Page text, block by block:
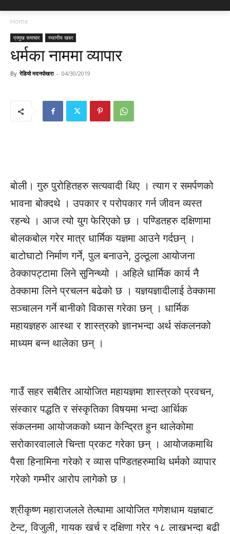
Home
प्रमुख समाचार स्थानीय खबर
धर्मका नाममा व्यापार
By रेडियो मदनपोखरा - 04/30/2019
बाेली। गुरु पुरोहितहरु सत्यवादी थिए । त्याग र समर्पणको
भावना बोक्दथे । उपकार र परोपकार गर्न जीवन व्यस्त
रहन्थे । आज त्यो युग फेरिएको छ । पण्डितहरु दक्षिणामा
बोलकबोल गरेर मात्र धार्मिक यज्ञमा आउने गर्दछन् ।
बाटोघाटो निर्माण गर्ने, पुल बनाउने, ठुल्ठूला आयोजना
ठेक्कापट्टामा लिने सुनिन्थ्यो । अहिले धार्मिक कार्य नै
ठेक्कामा लिने प्रचलन बढेको छ । यज्ञयज्ञादीलाई ठेक्कामा
सञ्चालन गर्ने बानीको विकास गरेका छन् । धार्मिक
महायज्ञहरु आस्था र शास्त्रको ज्ञानभन्दा अर्थ संकलनको
माध्यम बन्न थालेका छन् ।
गाउँ सहर सबैतिर आयोजित महायज्ञमा शास्त्रको प्रवचन,
संस्कार पद्धति र संस्कृतिका विषयमा भन्दा आर्थिक
संकलनमा आयोजकको ध्यान केन्द्रित हुन थालेकोमा
सरोकारवालाले चिन्ता प्रकट गरेका छन् । आयोजकमाथि
पैसा हिनामिना गरेको र व्यास पण्डितहरुमाथि धर्मको व्यापार
गरेको गम्भीर आरोप लागेको छ ।
श्रीकृष्ण महाराजलले तेल्घामा आयोजित गणेशधाम यज्ञबाट
टेन्ट, विजुली, गायक खर्च र दक्षिणा गरेर १८ लाखभन्दा बढी